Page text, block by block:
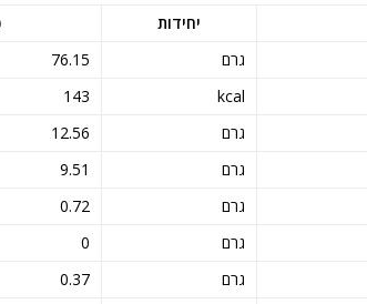
יחידות
גרם
76.15
kcal
143
גרם
12.56
גרם
9.51
גרם
0.72
גרם
0
גרם
0.37